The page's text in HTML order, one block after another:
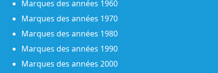
Marques des années 1960
Marques des années 1970
Marques des années 1980
Marques des années 1990
Marques des années 2000